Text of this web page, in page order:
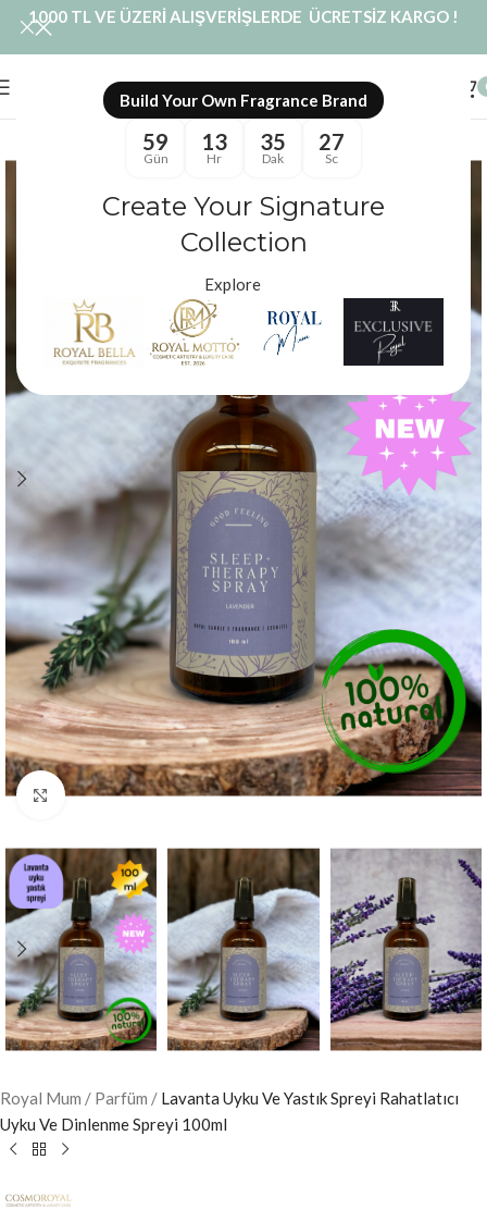
Build Your Own Fragrance Brand
59
Gün
13
Hr
35
Dak
26
Sc
Create Your Signature
Collection
Explore
1000 TL VE ÜZERİ ALIŞVERİŞLERDE ÜCRETSİZ KARGO !
Büyütmek için tıklayın
Royal Mum / Parfüm / Lavanta Uyku Ve Yastık Spreyi Rahatlatıcı
Uyku Ve Dinlenme Spreyi 100ml